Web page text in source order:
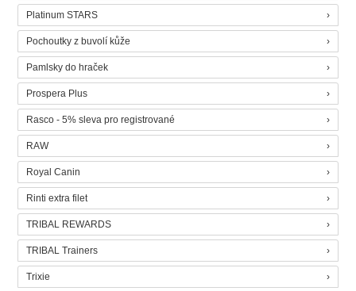
Platinum STARS
Pochoutky z buvolí kůže
Pamlsky do hraček
Prospera Plus
Rasco - 5% sleva pro registrované
RAW
Royal Canin
Rinti extra filet
TRIBAL REWARDS
TRIBAL Trainers
Trixie